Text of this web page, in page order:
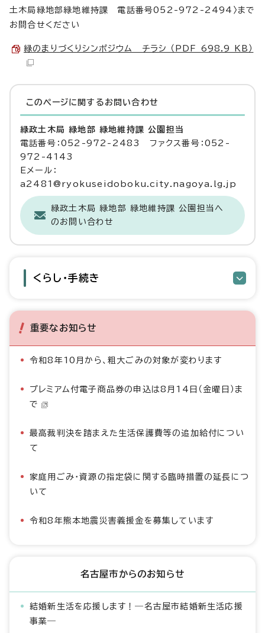
土木局緑地部緑地維持課 電話番号052-972-2494〉まで
お問合せください
緑のまりづくりシンポジウム チラシ （PDF 698.9 KB）
このページに関する お問い合わせ
緑政土木局 緑地部 緑地維持課 公園担当
電話番号：052-972-2483 ファクス番号：052-
972-4143
Eメール：
a2481@ryokuseidoboku.city.nagoya.lg.jp
緑政土木局 緑地部 緑地維持課 公園担当へ
のお問い合わせ
くらし・手続き
重要なお知らせ
令和8年10月から、粗大ごみの対象が変わります
プレミアム付電子商品券の申込は8月14日（金曜日）ま
で
最高裁判決を踏まえた生活保護費等の追加給付につい
て
家庭用ごみ・資源の指定袋に関する臨時措置の延長につ
いて
令和8年熊本地震災害義援金を募集しています
名古屋市からのお知らせ
結婚新生活を応援します！―名古屋市結婚新生活応援
事業―